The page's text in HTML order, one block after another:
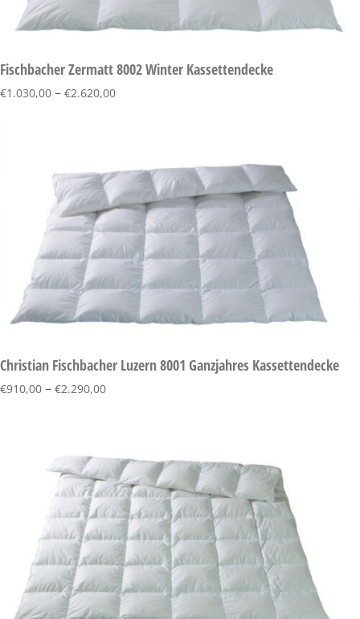
Fischbacher Zermatt 8002 Winter Kassettendecke
€1.030,00 – €2.620,00
Christian Fischbacher Luzern 8001 Ganzjahres Kassettendecke
€910,00 – €2.290,00